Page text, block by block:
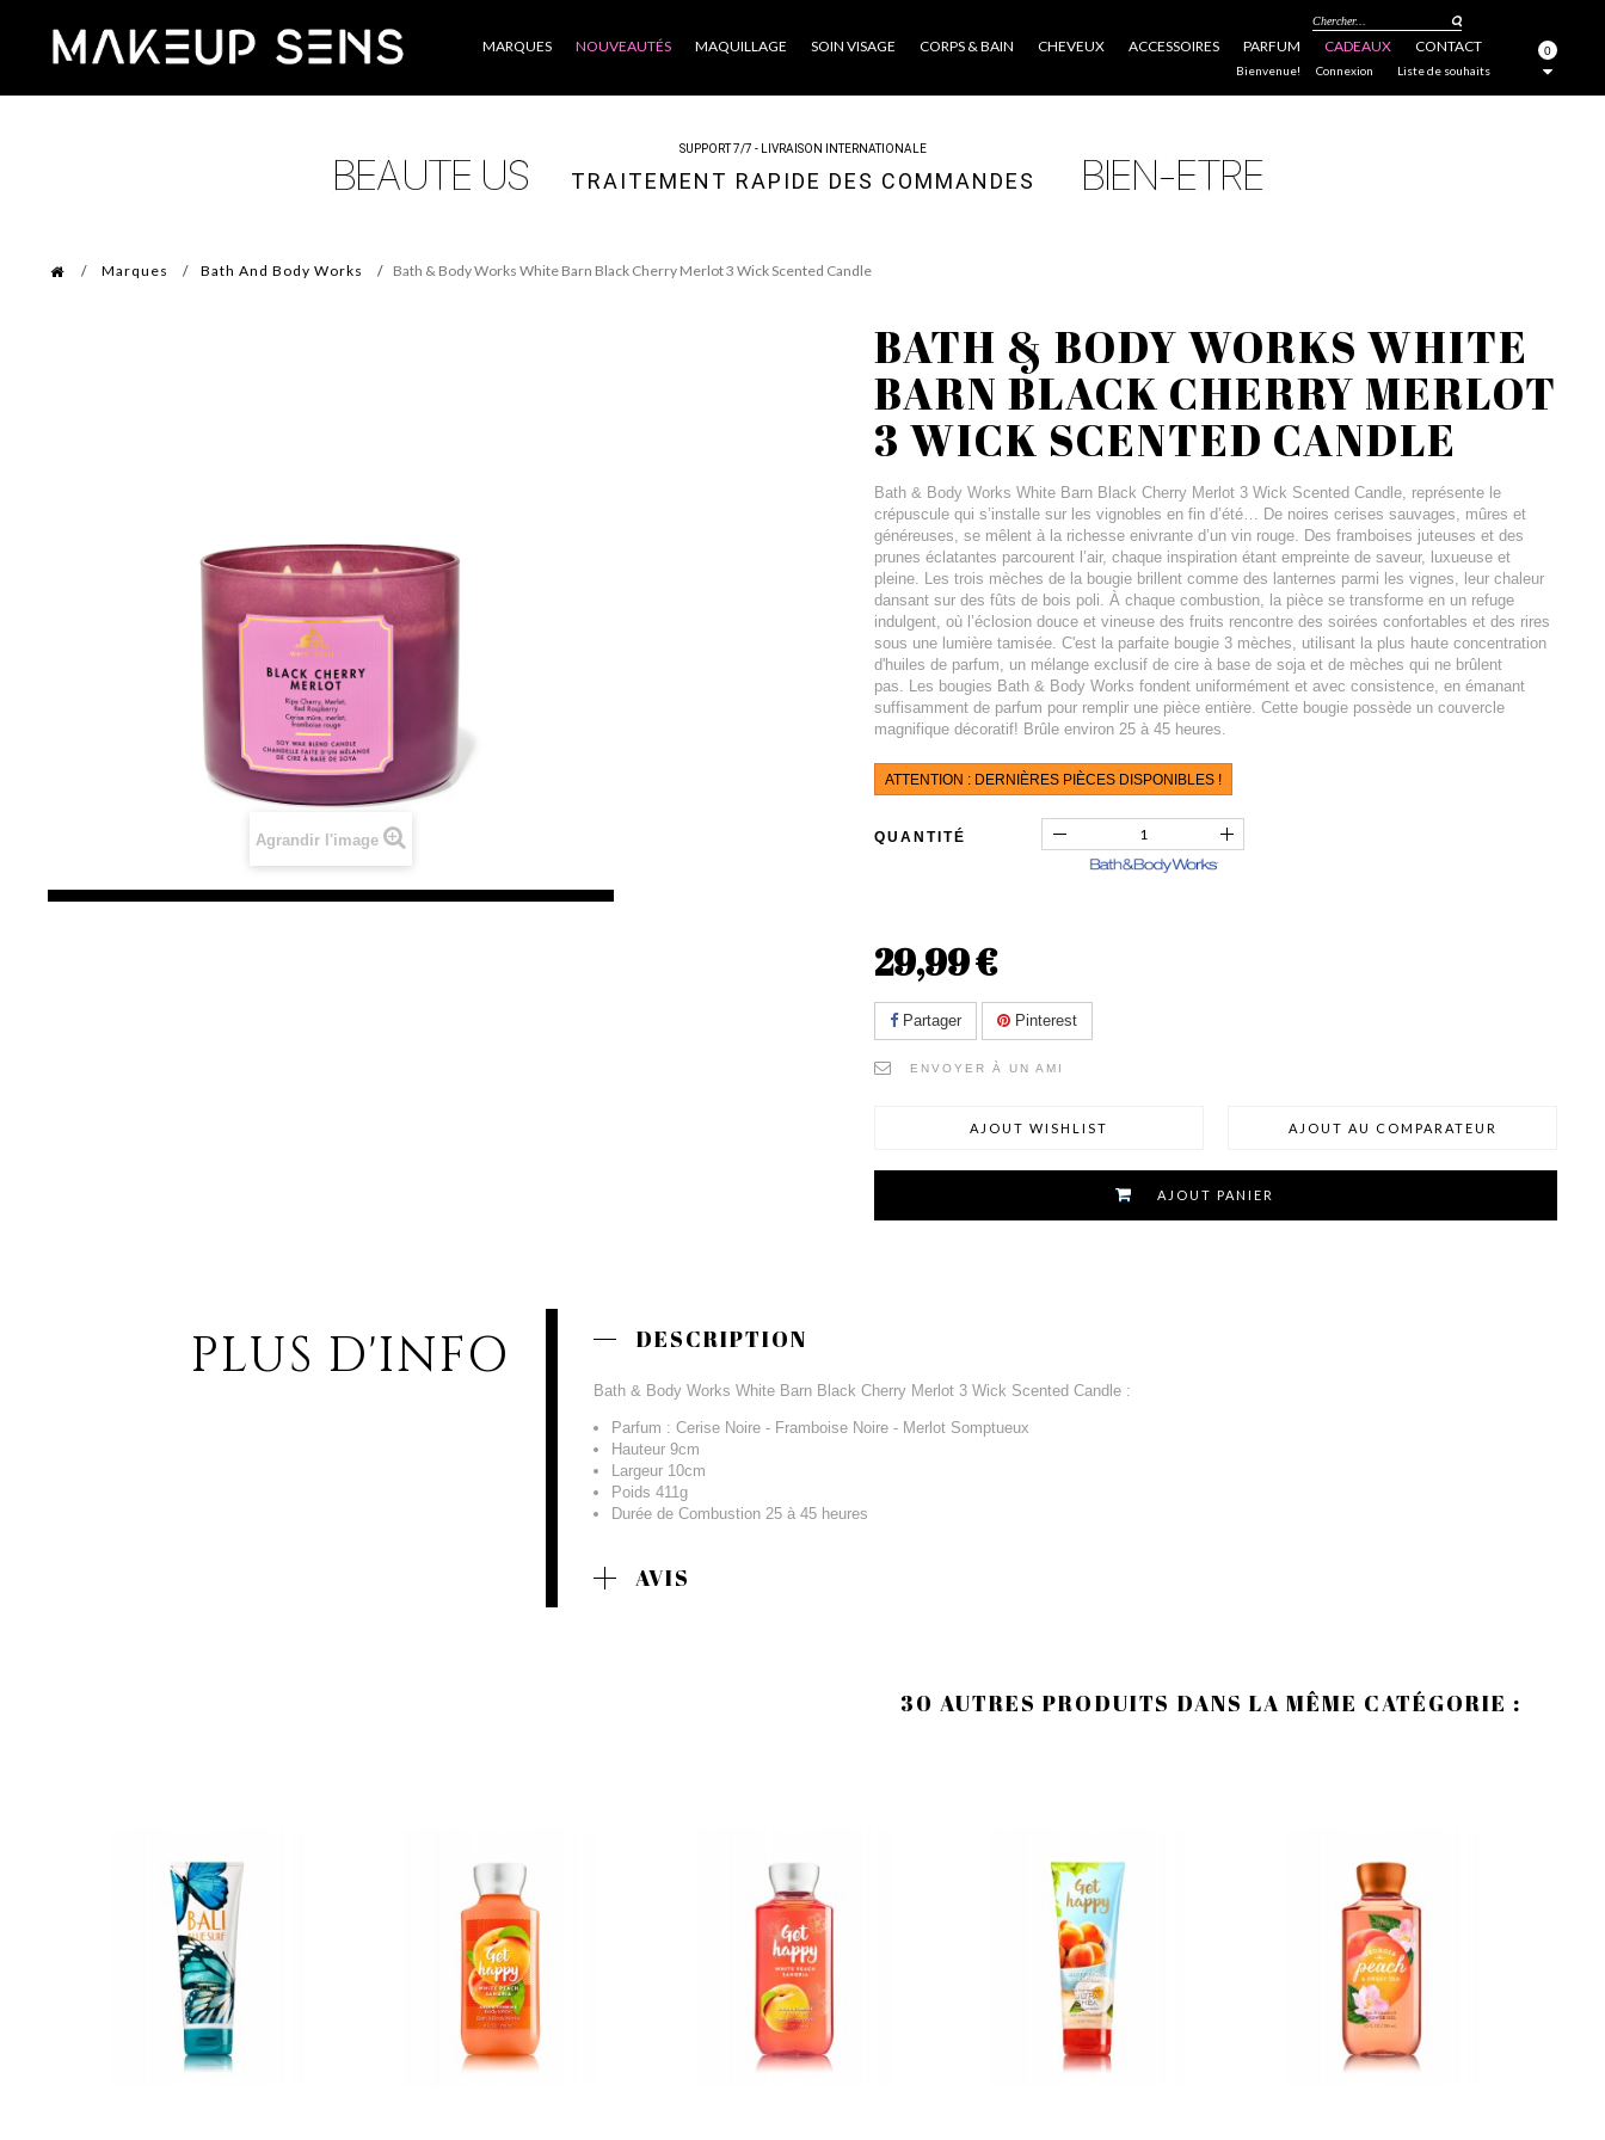
Catégories MARQUES NOUVEAUTÉS MAQUILLAGE SOIN VISAGE CORPS & BAIN CHEVEUX ACCESSOIRES PARFUM CADEAUX CONTACT
Chercher...
0
Liste de souhaits
Bienvenue! Connexion
SUPPORT 7/7 - LIVRAISON INTERNATIONALE
TRAITEMENT RAPIDE DES COMMANDES
Marques Bath And Body Works Bath & Body Works White Barn Black Cherry Merlot 3 Wick Scented Candle
Agrandir l'image
BATH & BODY WORKS WHITE
BARN BLACK CHERRY MERLOT
3 WICK SCENTED CANDLE
Bath & Body Works White Barn Black Cherry Merlot 3 Wick Scented Candle, représente le
crépuscule qui s’installe sur les vignobles en fin d’été… De noires cerises sauvages, mûres et
généreuses, se mêlent à la richesse enivrante d’un vin rouge. Des framboises juteuses et des
prunes éclatantes parcourent l’air, chaque inspiration étant empreinte de saveur, luxueuse et
pleine. Les trois mèches de la bougie brillent comme des lanternes parmi les vignes, leur chaleur
dansant sur des fûts de bois poli. À chaque combustion, la pièce se transforme en un refuge
indulgent, où l’éclosion douce et vineuse des fruits rencontre des soirées confortables et des rires
sous une lumière tamisée. C'est la parfaite bougie 3 mèches, utilisant la plus haute concentration
d'huiles de parfum, un mélange exclusif de cire à base de soja et de mèches qui ne brûlent
pas. Les bougies Bath & Body Works fondent uniformément et avec consistence, en émanant
suffisamment de parfum pour remplir une pièce entière. Cette bougie possède un couvercle
magnifique décoratif! Brûle environ 25 à 45 heures.
ATTENTION : DERNIÈRES PIÈCES DISPONIBLES !
QUANTITÉ
29,99 €
Partager Pinterest
ENVOYER À UN AMI
AJOUT WISHLIST AJOUT AU COMPARATEUR
AJOUT PANIER
PLUS D'INFO DESCRIPTION
Bath & Body Works White Barn Black Cherry Merlot 3 Wick Scented Candle :
Parfum : Cerise Noire - Framboise Noire - Merlot Somptueux
Hauteur 9cm
Largeur 10cm
Poids 411g
Durée de Combustion 25 à 45 heures
AVIS
30 AUTRES PRODUITS DANS LA MÊME CATÉGORIE :